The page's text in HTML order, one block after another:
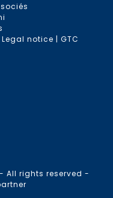
Legal notice | GTC
All rights reserved -